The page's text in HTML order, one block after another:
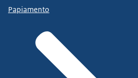
Papiamento